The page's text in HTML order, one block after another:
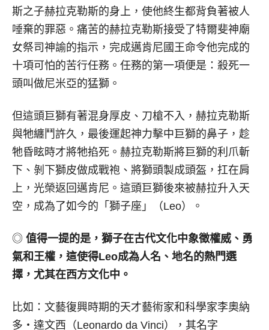
斯之子赫拉克勒斯的身上，使他終生都背負著被人
唾棄的罪惡。痛苦的赫拉克勒斯接受了特爾斐神廟
女祭司神諭的指示，完成邁肯尼國王命令他完成的
十項可怕的苦行任務。任務的第一項便是：殺死一
頭叫做尼米亞的猛獅。
但這頭巨獅有著混身厚皮、刀槍不入，赫拉克勒斯
與牠纏鬥許久，最後運起神力擊中巨獅的鼻子，趁
牠昏眩時才將牠掐死。赫拉克勒斯將巨獅的利爪斬
下、剝下獅皮做成戰袍、將獅頭製成頭盔，扛在肩
上，光榮返回邁肯尼。這頭巨獅後來被赫拉升入天
空，成為了如今的「獅子座」（Leo）。
◎ 值得一提的是，獅子在古代文化中象徵權威、勇
氣和王權，這使得Leo成為人名、地名的熱門選
擇，尤其在西方文化中。
比如：文藝復興時期的天才藝術家和科學家李奧納
多‧達文西（Leonardo da Vinci），其名字